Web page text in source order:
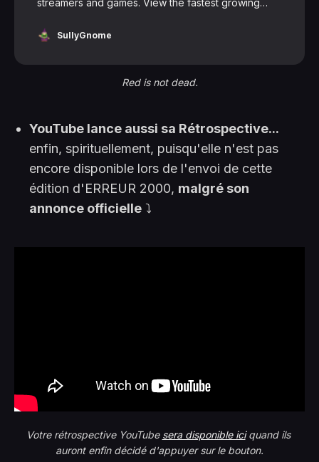
streamers and games. View the fastest growing
SullyGnome
Red is not dead.
YouTube lance aussi sa Rétrospective...
enfin, spirituellement, puisqu'elle n'est pas
encore disponible lors de l'envoi de cette
édition d'ERREUR 2000, malgré son
annonce officielle⤵️
Votre rétrospective YouTube sera disponible ici quand ils
auront enfin décidé d'appuyer sur le bouton.